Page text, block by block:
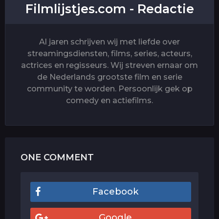
Filmlijstjes.com - Redactie
Al jaren schrijven wij met liefde over
streamingsdiensten, films, series, acteurs,
actrices en regisseurs. Wij streven ernaar om
de Nederlands grootste film en serie
community te worden. Persoonlijk gek op
comedy en actiefilms.
ONE COMMENT
Facebook